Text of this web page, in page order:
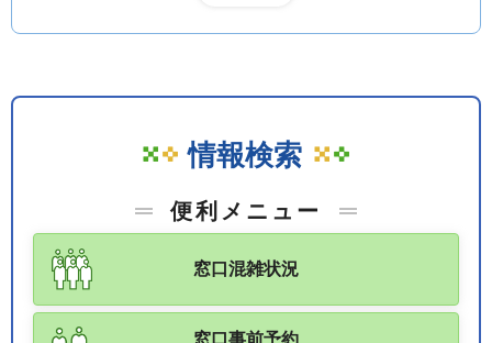
情報検索
便利メニュー
窓口混雑状況
窓口事前予約